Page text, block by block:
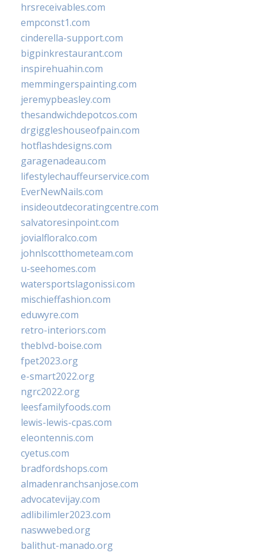
hrsreceivables.com
empconst1.com
cinderella-support.com
bigpinkrestaurant.com
inspirehuahin.com
memmingerspainting.com
jeremypbeasley.com
thesandwichdepotcos.com
drgiggleshouseofpain.com
hotflashdesigns.com
garagenadeau.com
lifestylechauffeurservice.com
EverNewNails.com
insideoutdecoratingcentre.com
salvatoresinpoint.com
jovialfloralco.com
johnlscotthometeam.com
u-seehomes.com
watersportslagonissi.com
mischieffashion.com
eduwyre.com
retro-interiors.com
theblvd-boise.com
fpet2023.org
e-smart2022.org
ngrc2022.org
leesfamilyfoods.com
lewis-lewis-cpas.com
eleontennis.com
cyetus.com
bradfordshops.com
almadenranchsanjose.com
advocatevijay.com
adlibilimler2023.com
naswwebed.org
balithut-manado.org